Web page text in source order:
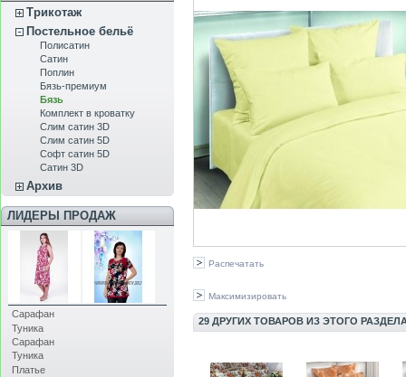
Трикотаж
Постельное бельё
Полисатин
Сатин
Пoплин
Бязь-премиум
Бязь
Комплект в кроватку
Слим сатин 3D
Слим сатин 5D
Софт сатин 5D
Сатин 3D
Архив
ЛИДЕРЫ ПРОДАЖ
Сарафан
Туника
Сарафан
Туника
Платье
Распечатать
Максимизировать
29 ДРУГИХ ТОВАРОВ ИЗ ЭТОГО